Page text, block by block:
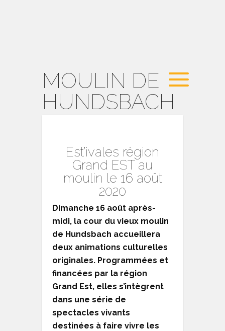
MOULIN DE
HUNDSBACH
Est’ivales région
Grand EST au
moulin le 16 août
2020
Dimanche 16 août après-
midi, la cour du vieux moulin
de Hundsbach accueillera
deux animations culturelles
originales. Programmées et
financées par la région
Grand Est, elles s’intègrent
dans une série de
spectacles vivants
destinées à faire vivre les